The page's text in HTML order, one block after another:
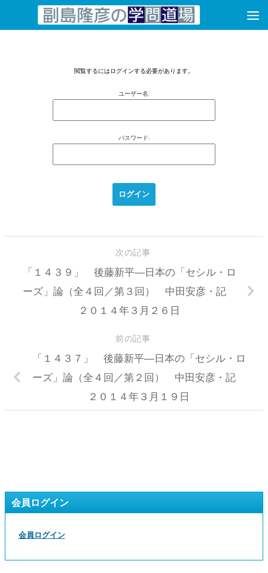
コンテンツへスキップ
閲覧するにはログインする必要があります。
ユーザー名:
パスワード:
次の記事
「１４３９」 後藤新平―日本の「セシル・ロ
ーズ」論（全４回／第３回） 中田安彦・記
２０１４年３月２６日
前の記事
「１４３７」 後藤新平―日本の「セシル・ロ
ーズ」論（全４回／第２回） 中田安彦・記
２０１４年３月１９日
会員ログイン
会員ログイン